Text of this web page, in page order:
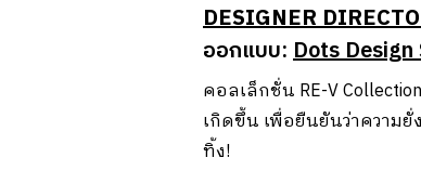
DESIGNER
ออกแบบ:Dots
คอลเล็กชั่น RE-V
เกิดขึ้น เพื่อยืนยันว่าความ
ทิ้ง!